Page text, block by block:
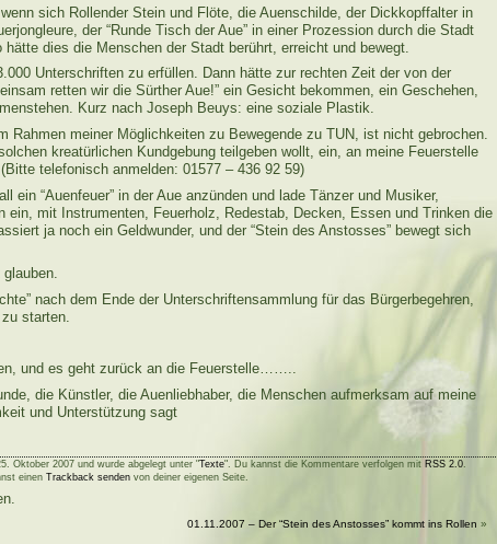
sich Rollender Stein und Flöte, die Auenschilde, der Dickkopffalter in
der “Runde Tisch der Aue” in einer Prozession durch die Stadt
dies die Menschen der Stadt berührt, erreicht und bewegt.
Unterschriften zu erfüllen. Dann hätte zur rechten Zeit der von der
retten wir die Sürther Aue!” ein Gesicht bekommen, ein Geschehen,
Kurz nach Joseph Beuys: eine soziale Plastik.
Rahmen meiner Möglichkeiten zu Bewegende zu TUN, ist nicht gebrochen.
kreatürlichen Kundgebung teilgeben wollt, ein, an meine Feuerstelle
telefonisch anmelden: 01577 – 436 92 59)
ein “Auenfeuer” in der Aue anzünden und lade Tänzer und Musiker,
ein, mit Instrumenten, Feuerholz, Redestab, Decken, Essen und Trinken die
ja noch ein Geldwunder, und der “Stein des Anstosses” bewegt sich
nach dem Ende der Unterschriftensammlung für das Bürgerbegehren,
starten.
und es geht zurück an die Feuerstelle……..
die Künstler, die Auenliebhaber, die Menschen aufmerksam auf meine
und Unterstützung sagt
Oktober 2007 und wurde abgelegt unter "Texte". Du kannst die Kommentare verfolgen mit RSS 2.0
einen Trackback senden von deiner eigenen Seite.
01.11.2007 – Der “Stein des Anstosses” kommt ins Rollen »